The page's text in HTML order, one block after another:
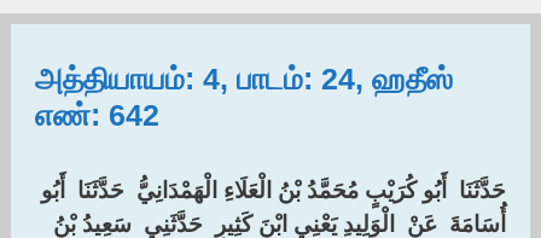
அத்தியாயம்: 4, பாடம்: 24, ஹதீஸ்
எண்: 642
حَدَّثَنَا ‏ ‏أَبُو كُرَيْبٍ مُحَمَّدُ بْنُ الْعَلَاءِ الْهَمْدَانِيُّ ‏ ‏حَدَّثَنَا ‏ ‏أَبُو
أُسَامَةَ ‏ ‏عَنْ ‏ ‏الْوَلِيدِ يَعْنِي ابْنَ كَثِيرٍ ‏ ‏حَدَّثَنِي ‏ ‏سَعِيدُ بْنُ